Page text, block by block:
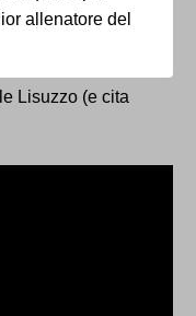
allenatore del
Lisuzzo (e cita